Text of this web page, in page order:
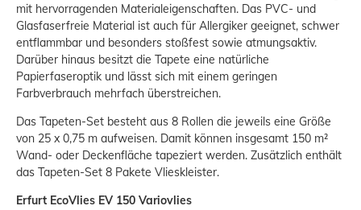
mit hervorragenden Materialeigenschaften. Das PVC- und
Glasfaserfreie Material ist auch für Allergiker geeignet, schwer
entflammbar und besonders stoßfest sowie atmungsaktiv.
Darüber hinaus besitzt die Tapete eine natürliche
Papierfaseroptik und lässt sich mit einem geringen
Farbverbrauch mehrfach überstreichen.
Das Tapeten-Set besteht aus 8 Rollen die jeweils eine Größe
von 25 x 0,75 m aufweisen. Damit können insgesamt 150 m²
Wand- oder Deckenfläche tapeziert werden. Zusätzlich enthält
das Tapeten-Set 8 Pakete Vlieskleister.
Erfurt EcoVlies EV 150 Variovlies